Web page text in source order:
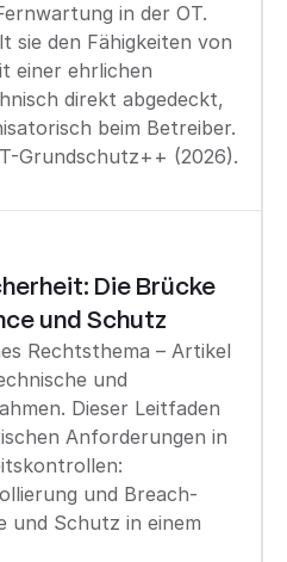
in der OT.
sie den Fähigkeiten von
einer ehrlichen
direkt abgedeckt,
beim Betreiber.
Grundschutz++ (2026).
Die Brücke
und Schutz
Rechtsthema – Artikel
und
Dieser Leitfaden
Anforderungen in
und Breach-
und Schutz in einem